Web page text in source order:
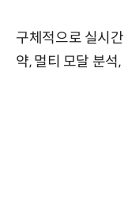
구체적으로 실시
약, 멀티 모달 분